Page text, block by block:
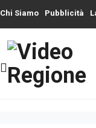
Chi Siamo Pubblicità